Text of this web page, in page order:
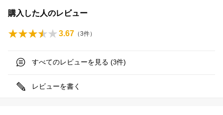
購入した人のレビュー
3.67 （3件）
すべてのレビューを見る (3件)
レビューを書く